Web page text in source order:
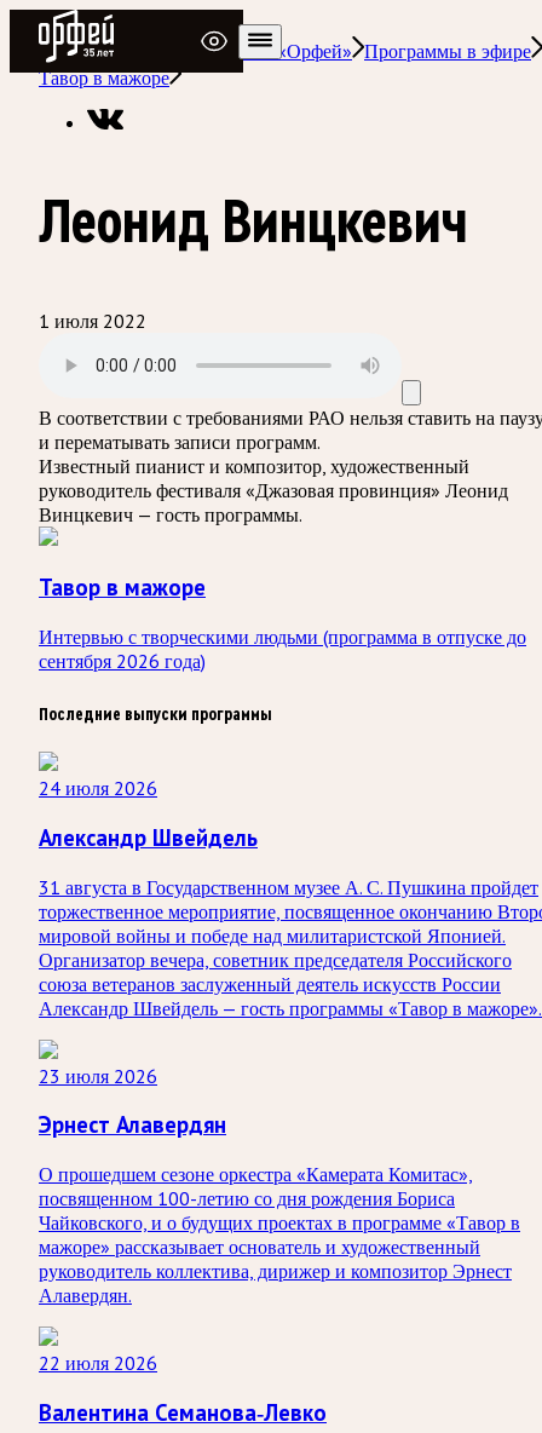
Радио Орфей
Радио классической музыки «Орфей» Программы в эфире
Тавор в мажоре
Леонид Винцкевич
1 июля 2022
В соответствии с требованиями РАО нельзя ставить на
и перематывать записи программ.
Известный пианист и композитор, художественный
руководитель фестиваля «Джазовая провинция» Леонид
Винцкевич — гость программы.
Тавор в мажоре
Интервью с творческими людьми (программа в отпуске до
сентября 2026 года)
Последние выпуски программы
24 июля 2026
Александр Швейдель
31 августа в Государственном музее А. С. Пушкина пройдет
торжественное мероприятие, посвященное окончанию
мировой войны и победе над милитаристской Японией.
Организатор вечера, советник председателя Российского
союза ветеранов заслуженный деятель искусств России
Александр Швейдель — гость программы «Тавор в мажоре».
23 июля 2026
Эрнест Алавердян
О прошедшем сезоне оркестра «Камерата Комитас»,
посвященном 100-летию со дня рождения Бориса
Чайковского, и о будущих проектах в программе «Тавор в
мажоре» рассказывает основатель и художественный
руководитель коллектива, дирижер и композитор Эрнест
Алавердян.
22 июля 2026
Валентина Семанова-Левко